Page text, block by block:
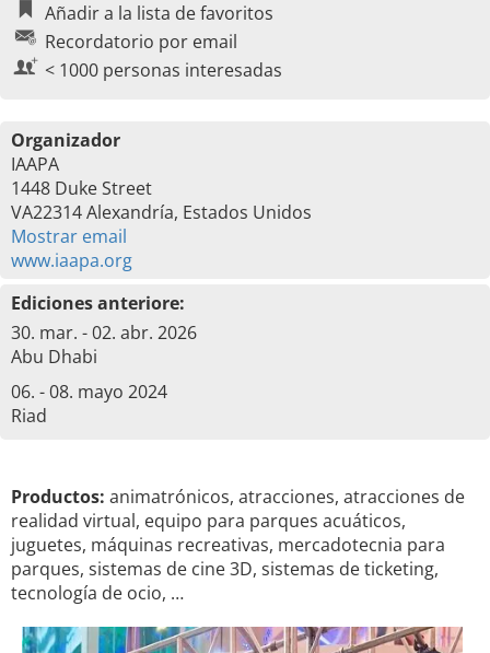
Añadir a la lista de favoritos
Recordatorio por email
< 1000 personas interesadas
Organizador
IAAPA
1448 Duke Street
VA22314 Alexandría, Estados Unidos
Mostrar email
www.iaapa.org
Ediciones anteriore:
30. mar. - 02. abr. 2026
Abu Dhabi
06. - 08. mayo 2024
Riad
Productos: animatrónicos, atracciones, atracciones de
realidad virtual, equipo para parques acuáticos,
juguetes, máquinas recreativas, mercadotecnia para
parques, sistemas de cine 3D, sistemas de ticketing,
tecnología de ocio, …